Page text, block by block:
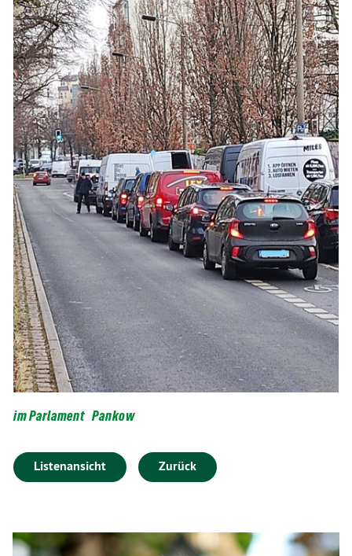
im Parlament Pankow
Listenansicht Zurück